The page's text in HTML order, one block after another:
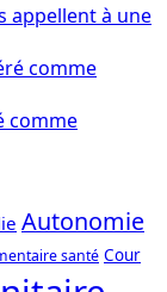
appellent à une
comme
Autonomie
santé Cour